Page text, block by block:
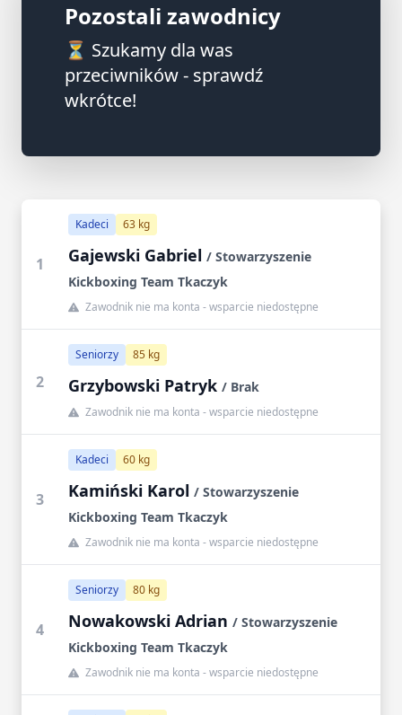
Pozostali zawodnicy
⏳ Szukamy dla was
przeciwników - sprawdź
wkrótce!
1
Kadeci 63 kg
Gajewski Gabriel / Stowarzyszenie
Kickboxing Team Tkaczyk
Zawodnik nie ma konta - wsparcie niedostępne
2
Seniorzy 85 kg
Grzybowski Patryk / Brak
Zawodnik nie ma konta - wsparcie niedostępne
3
Kadeci 60 kg
Kamiński Karol / Stowarzyszenie
Kickboxing Team Tkaczyk
Zawodnik nie ma konta - wsparcie niedostępne
4
Seniorzy 80 kg
Nowakowski Adrian / Stowarzyszenie
Kickboxing Team Tkaczyk
Zawodnik nie ma konta - wsparcie niedostępne